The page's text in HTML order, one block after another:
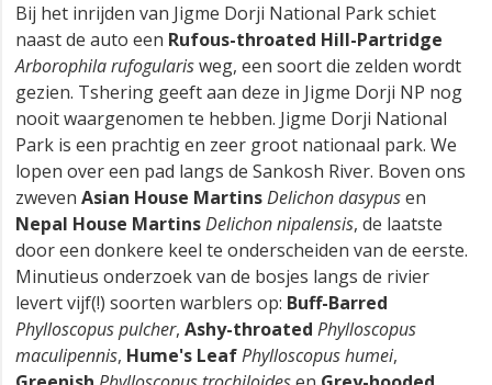
Bij het inrijden van Jigme Dorji National Park schiet
naast de auto een Rufous-throated Hill-Partridge
Arborophila rufogularisweg, een soort die zelden wordt
gezien. Tshering geeft aan deze in Jigme Dorji NP nog
nooit waargenomen te hebben. Jigme Dorji National
Park is een prachtig en zeer groot nationaal park. We
lopen over een pad langs de Sankosh River. Boven ons
zweven Asian House MartinsDelichon dasypusen
Nepal House MartinsDelichon nipalensis, de laatste
door een donkere keel te onderscheiden van de eerste.
Minutieus onderzoek van de bosjes langs de rivier
levert vijf(!) soorten warblers op: Buff-Barred
Phylloscopus pulcher, Ashy-throated Phylloscopus
maculipennis, Hume's LeafPhylloscopus humei,